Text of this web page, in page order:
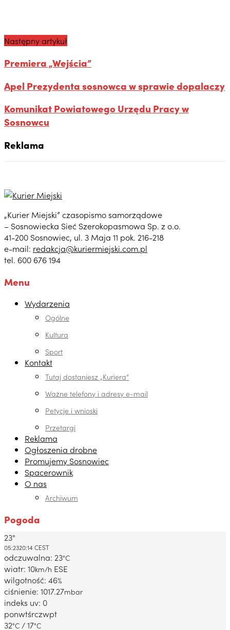
Następny artykuł
Premiera „Wejścia”
Apel Prezydenta sosnowca w sprawie dopalaczy
Komunikat Powiatowego Urzędu Pracy w
Sosnowcu
Reklama
„Kurier Miejski” czasopismo samorządowe
– Sosnowiecka Sieć Szerokopasmowa Sp. z o.o.
41-200 Sosnowiec, ul. 3 Maja 11 pok. 216-218
e-mail: redakcja@kuriermiejski.com.pl
tel. 600 676 194
Menu
Wydarzenia
Ogólne
Kultura
Sport
Kontakt
Tutaj dostaniesz „Kuriera”
Ważne telefony i adresy e-mail
Petycje i wnioski
Przetargi
Reklama
Ogłoszenia drobne
Promujemy Sosnowiec
Spacerownik
O nas
Archiwum
Pogoda
Dabrowa Gornicza, PL
23°
05:2320:14 CEST
odczuwalna: 23°C
wiatr: 10km/h ESE
wilgotność: 46%
ciśnienie: 1017.27mbar
indeks uv: 0
ponwtśrczwpt
32°C / 17°C